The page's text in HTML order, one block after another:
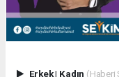
Erkek| Kadın (Haberi